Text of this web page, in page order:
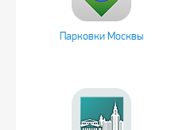
Парковки Москвы